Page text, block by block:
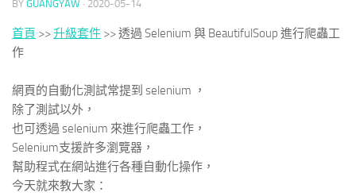
BY GUANGYAW · 2020-05-14
首頁 >>升級套件 >>透過 Selenium 與 BeautifulSoup 進行爬蟲工
作
網頁的自動化測試常提到 selenium ，
除了測試以外，
也可透過 selenium 來進行爬蟲工作，
Selenium支援許多瀏覽器，
幫助程式在網站進行各種自動化操作，
今天就來教大家：